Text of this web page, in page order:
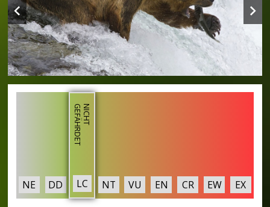
NE DD
N
I
C
H
T
G
E
F
Ä
H
R
D
E
T
LC NT VU EN CR EW EX